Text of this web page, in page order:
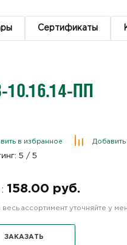
Сертификаты
10.16.14-ПП
в избранное
5 / 5
158.00 руб.
весь ассортимент уточняйте у
ЗАКАЗАТЬ